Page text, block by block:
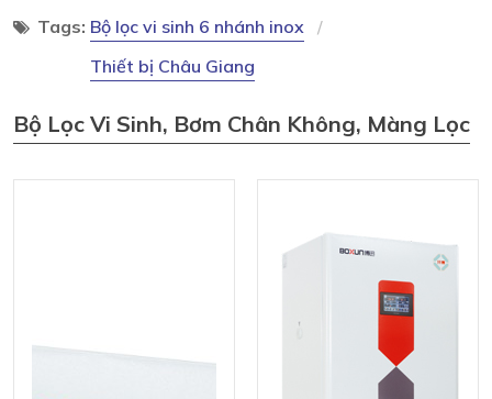
Tags: Bộ lọc vi sinh 6 nhánh inox
Thiết bị Châu Giang
Bộ Lọc Vi Sinh, Bơm Chân Không, Màng Lọc